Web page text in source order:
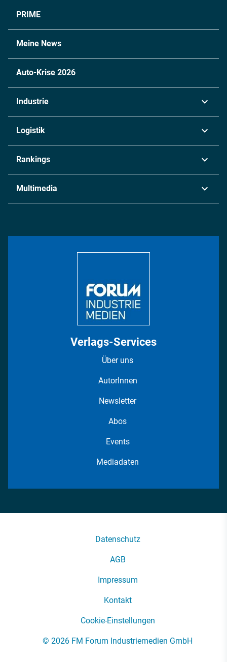
PRIME
Meine News
Auto-Krise 2026
Industrie
Chemie
Metall
Energie
Logistik
Rankings
Multimedia
Verlags-Services
Über uns
AutorInnen
Newsletter
Abos
Events
Mediadaten
Datenschutz
AGB
Impressum
Kontakt
Cookie-Einstellungen
© 2026 FM Forum Industriemedien GmbH